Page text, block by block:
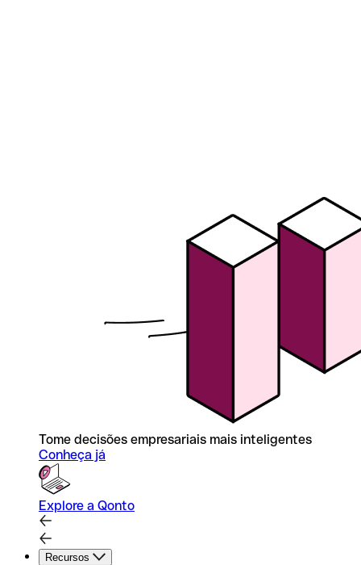
Tome decisões empresariais mais inteligentes
Conheça já
Explore a Qonto
Recursos